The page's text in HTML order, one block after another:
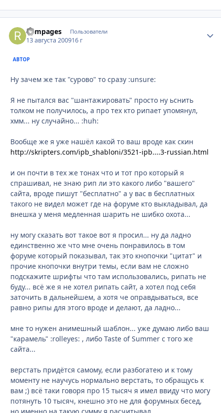
Rampages Пользователи
13 августа 200916 г
АВТОР
Ну зачем же так "сурово" то сразу :unsure:
Я не пытался вас "шантажировать" просто ну ьснить
толком не получилось, а про тех кто рипает упомянул,
хмм... ну случайно... :huh:
Вообще же я уже нашёл какой то ваш вроде как скин
http://skripters.com/ipb_shabloni/3521-ipb....3-russian.html
и он почти в тех же тонах что и тот про который я
спрашивал, не знаю рип ли это какого либо "вашего"
сайта, вроде пишут "бесплатно" а у вас в бесплатных
такого не видел может где на форуме кто выкладывал, да
внешка у меня медленная шарить не шибко охота...
ну могу сказать вот такое вот я просил... ну да ладно
единственно же что мне очень понравилось в том
форуме который показывал, так это кнопочки "цитат" и
прочие кнопочки внутри темы, если вам не сложно
подскажите шрифты что там использовались, рипать не
буду... всё же я не хотел рипать сайт, а хотел под себя
заточить в дальнейшем, а хотя че оправдываться, все
равно рипы для этого вроде и делают, да ладно...
мне то нужен анимешный шаблон... уже думаю либо ваш
"карамель" :rolleyes: , либо Taste of Summer с того же
сайта...
верстать придётся самому, если разбогатею и к тому
моменту не научусь нормально верстать, то обращусь к
вам ;) всё таки говоря про 15 тысяч я имел ввиду что могу
потянуть 10 тысяч, кнешно это не для форумных бесед,